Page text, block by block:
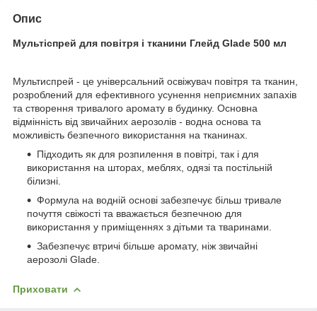
Опис
Мультіспрей для повітря і тканини Глейд Glade 500 мл
Мультиспрей - це універсальний освіжувач повітря та тканин,
розроблений для ефективного усунення неприємних запахів
та створення тривалого аромату в будинку. Основна
відмінність від звичайних аерозолів - водна основа та
можливість безпечного використання на тканинах.
Підходить як для розпилення в повітрі, так і для
використання на шторах, меблях, одязі та постільній
білизні.
Формула на водній основі забезпечує більш тривале
почуття свіжості та вважається безпечною для
використання у приміщеннях з дітьми та тваринами.
Забезпечує втричі більше аромату, ніж звичайні
аерозолі Glade.
Приховати